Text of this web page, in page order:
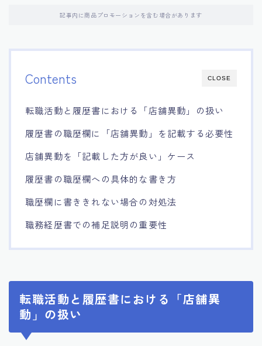
14.デジタル化やAIの進化がもたらす影響
記事内に商品プロモーションを含む場合があります
CLOSE
Contents
転職活動と履歴書における「店舗異動」の扱い
履歴書の職歴欄に「店舗異動」を記載する必要性
店舗異動を「記載した方が良い」ケース
履歴書の職歴欄への具体的な書き方
職歴欄に書ききれない場合の対処法
職務経歴書での補足説明の重要性
転職活動と履歴書における「店舗異
動」の扱い